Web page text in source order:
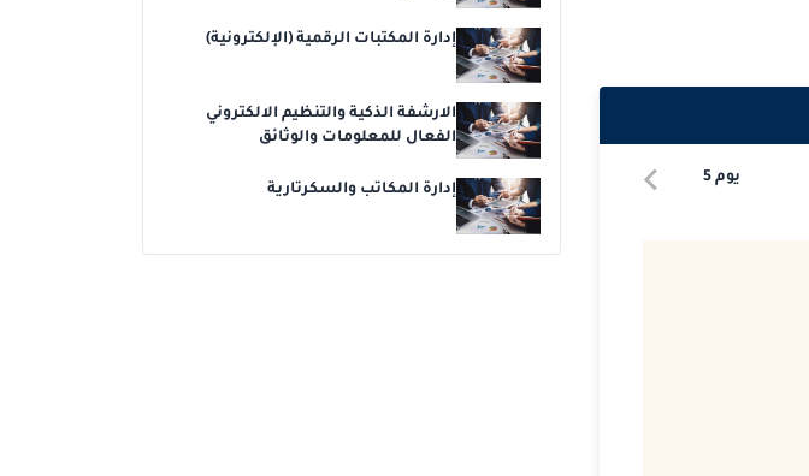
لندن
دبي
كوالا لامبور
2026-11-02 القاهرة
برشلونة
يوم 5
إدارة المكتبات الرقمية (الإلكترونية)
الارشفة الذكية والتنظيم الالكتروني
الفعال للمعلومات والوثائق
إدارة المكاتب والسكرتارية